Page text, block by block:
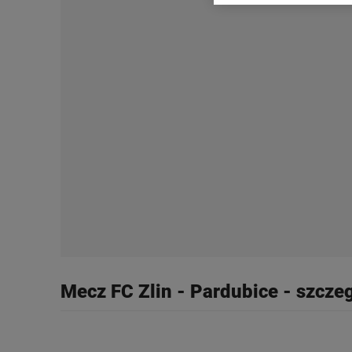
Mecz FC Zlin - Pardubice -